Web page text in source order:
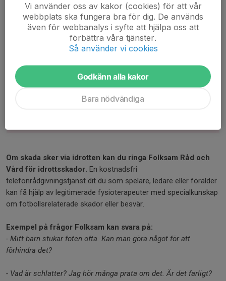
Om skada sker via idrotten kan du ringa Folksam Råd och
Vård för idrottsskador. En kostnadsfri
telefonrådgivningstjänst dit du som spelare, ledare eller förälder
kan få hjälp av legitimerade fysioterapeuter med specialkunskap
om fotbollsrelaterade skador eller besvär.
Exempel på frågor Folksam kan svara på:
- Mitt barn stukar foten ofta. Kan man göra något för att
förhindra det?
- Vad är schlatter? Jag hör många prata om det. Är det farligt?
Vi använder oss av kakor (cookies) för att vår
webbplats ska fungera bra för dig. De används
även för webbanalys i syfte att hjälpa oss att
förbättra våra tjänster.
Så använder vi cookies
Godkänn alla kakor
Bara nödvändiga